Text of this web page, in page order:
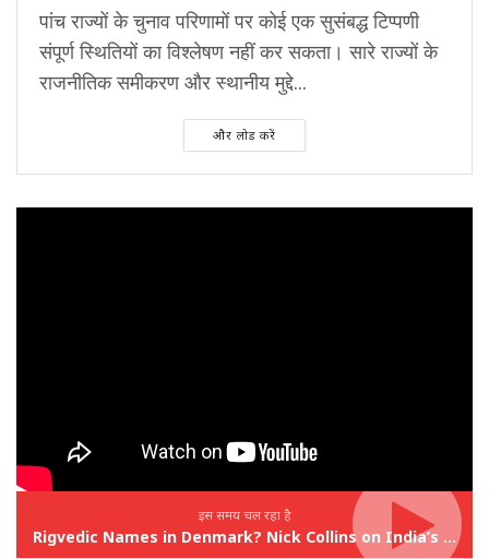
पांच राज्यों के चुनाव परिणामों पर कोई एक सुसंबद्ध टिप्पणी
संपूर्ण स्थितियों का विश्लेषण नहीं कर सकता। सारे राज्यों के
राजनीतिक समीकरण और स्थानीय मुद्दे...
और लोड करें
इस समय चल रहा है
Rigvedic Names in Denmark? Nick Collins on India’s Forgotten Links With Europe